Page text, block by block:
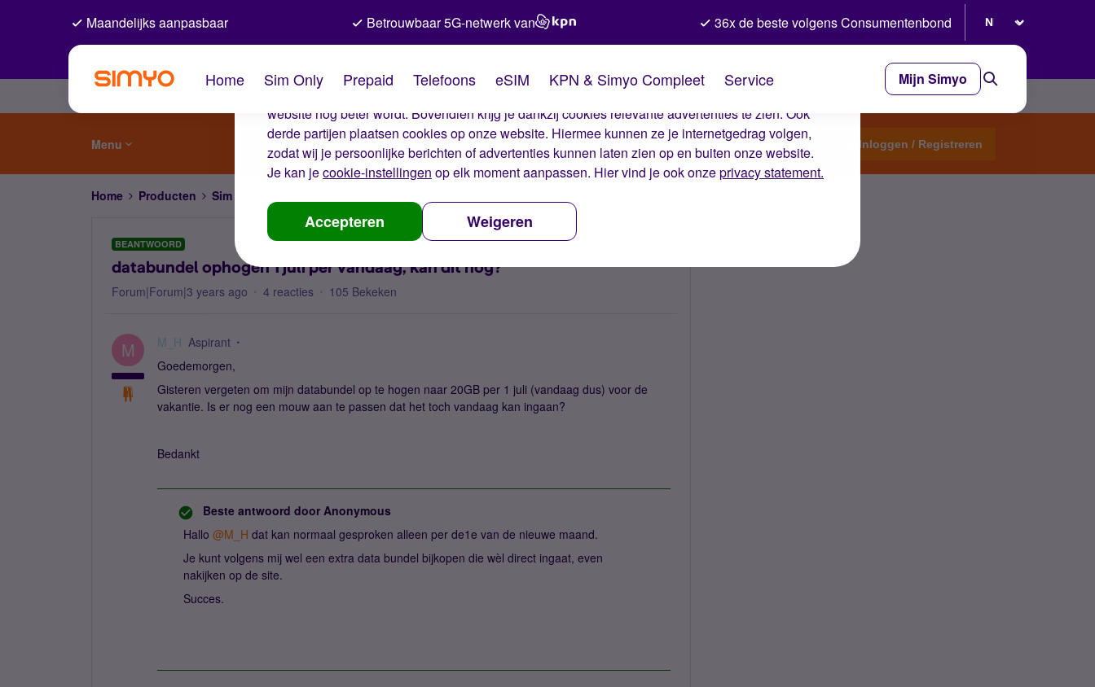
De cookies van Simyo
Wij gebruiken cookies op onze website. Met deze cookies zorgen wij ervoor dat je ervaring op de
website nog beter wordt. Bovendien krijg je dankzij cookies relevante advertenties te zien. Ook
derde partijen plaatsen cookies op onze website. Hiermee kunnen ze je internetgedrag volgen,
zodat wij je persoonlijke berichten of advertenties kunnen laten zien op en buiten onze website.
Je kan jecookie-instellingen op elk moment aanpassen. Hier vind je ook onzeprivacy statement.
Accepteren Weigeren
Maandelijks aanpasbaar Betrouwbaar 5G-netwerk van 36x de beste volgens Consumentenbond
Home Sim Only Prepaid Telefoons eSIM KPN & Simyo Compleet Service Mijn Simyo
Menu Start een topic Inloggen / Registreren
Home Producten Sim Only
BEANTWOORD
databundel ophogen 1 juli per vandaag, kan dit nog?
Forum|Forum|3 years ago 4 reacties 105 Bekeken
M M_H Aspirant
Goedemorgen,
Gisteren vergeten om mijn databundel op te hogen naar 20GB per 1 juli (vandaag dus) voor de
vakantie. Is er nog een mouw aan te passen dat het toch vandaag kan ingaan?
Bedankt
Beste antwoord door Anonymous
Hallo @M_H dat kan normaal gesproken alleen per de1e van de nieuwe maand.
Je kunt volgens mij wel een extra data bundel bijkopen die wèl direct ingaat, even
nakijken op de site.
Succes.